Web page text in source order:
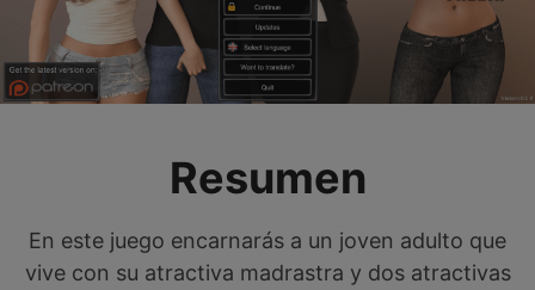
Resumen
En este juego encarnarás a un joven adulto que
vive con su atractiva madrastra y dos atractivas